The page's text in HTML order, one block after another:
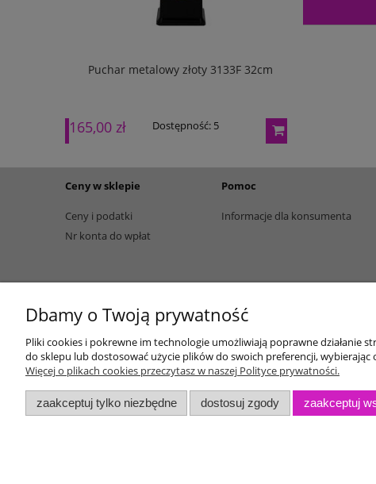
Puchar metalowy złoty 3133F 32cm
165,00 zł Dostępność:5
Ceny w sklepie
Ceny i podatki
Nr konta do wpłat
Pomoc
Informacje dla konsumenta
Dbamy o Twoją prywatność
Pliki cookies i pokrewne im technologie umożliwiają poprawne działanie
do sklepu lub dostosować użycie plików do swoich preferencji, wybierając
Więcej o plikach cookies przeczytasz w naszej Polityce prywatności.
zaakceptuj tylko niezbędne dostosuj zgody zaakceptuj